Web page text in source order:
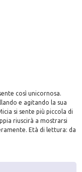
così unicornosa.
e agitando la sua
si sente più piccola di
riuscirà a mostrarsi
Età di lettura: da